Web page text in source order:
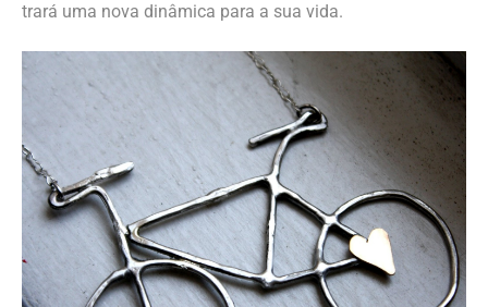
trará uma nova dinâmica para a sua vida.